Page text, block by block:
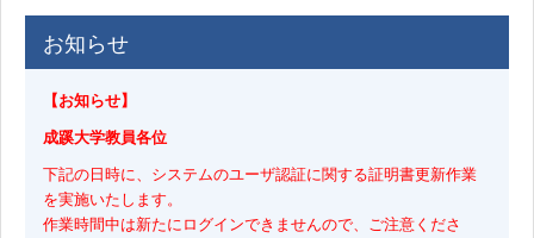
お知らせ
【お知らせ】
成蹊大学教員各位
下記の日時に、システムのユーザ認証に関する証明書更新作業
を実施いたします。
作業時間中は新たにログインできませんので、ご注意くださ